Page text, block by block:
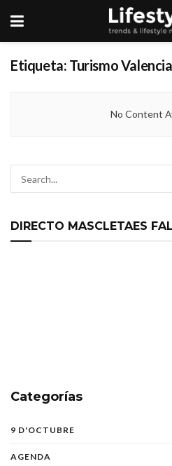
Etiqueta: Turismo Valencia
No Content
DIRECTO MASCLETAES
Categorías
9 D'OCTUBRE
AGENDA